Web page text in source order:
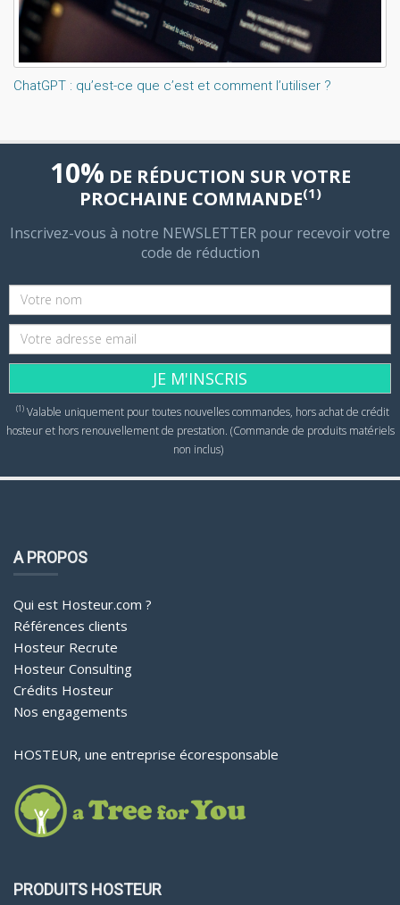
ChatGPT : qu’est-ce que c’est et comment l’utiliser ?
10% DE RÉDUCTION SUR VOTRE
PROCHAINE COMMANDE(1)
Inscrivez-vous à notre NEWSLETTER pour recevoir votre
code de réduction
JE M'INSCRIS
(1)Valable uniquement pour toutes nouvelles commandes, hors achat de crédit
hosteur et hors renouvellement de prestation. (Commande de produits matériels
non inclus)
A PROPOS
Qui est Hosteur.com ?
Références clients
Hosteur Recrute
Hosteur Consulting
Crédits Hosteur
Nos engagements
HOSTEUR, une entreprise écoresponsable
PRODUITS HOSTEUR